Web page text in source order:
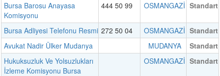
Bursa Barosu Anayasa
Komisyonu
444 50 99 OSMANGAZİ Standart
Bursa Adliyesi Telefonu Resmi 272 50 04 OSMANGAZİ Standart
Avukat Nadir Ülker Mudanya
MUDANYA
Standart
Hukuksuzluk Ve Yolsuzlukları
İzleme Komisyonu Bursa
OSMANGAZİ Standart